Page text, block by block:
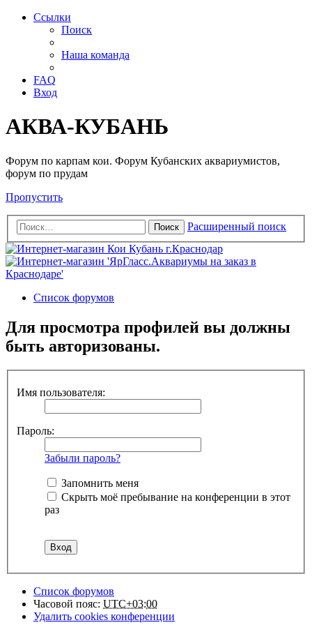
Ссылки
Поиск
Наша команда
FAQ
Вход
АКВА-КУБАНЬ
Форум по карпам кои. Форум Кубанских аквариумистов,
форум по прудам
Пропустить
Поиск Расширенный поиск
Список форумов
Для просмотра профилей вы должны
быть авторизованы.
Имя пользователя:
Пароль:
Забыли пароль?
Запомнить меня
Скрыть моё пребывание на конференции в этот
раз
Список форумов
Часовой пояс: UTC+03:00
Удалить cookies конференции